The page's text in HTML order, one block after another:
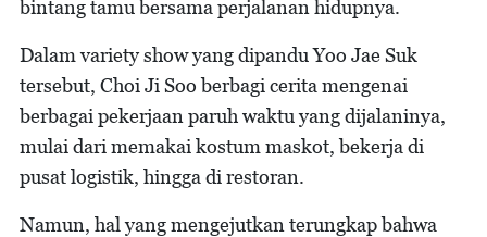
bintang tamu bersama perjalanan hidupnya.
Dalam variety show yang dipandu Yoo Jae Suk
tersebut, Choi Ji Soo berbagi cerita mengenai
berbagai pekerjaan paruh waktu yang dijalaninya,
mulai dari memakai kostum maskot, bekerja di
pusat logistik, hingga di restoran.
Namun, hal yang mengejutkan terungkap bahwa